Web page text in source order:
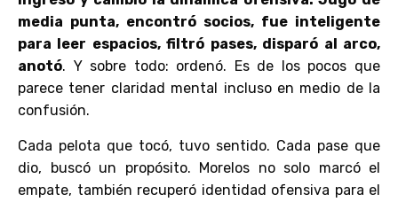
media punta, encontró socios, fue inteligente
para leer espacios, filtró pases, disparó al arco,
anotó. Y sobre todo: ordenó. Es de los pocos que
parece tener claridad mental incluso en medio de la
confusión.
Cada pelota que tocó, tuvo sentido. Cada pase que
dio, buscó un propósito. Morelos no solo marcó el
empate, también recuperó identidad ofensiva para el